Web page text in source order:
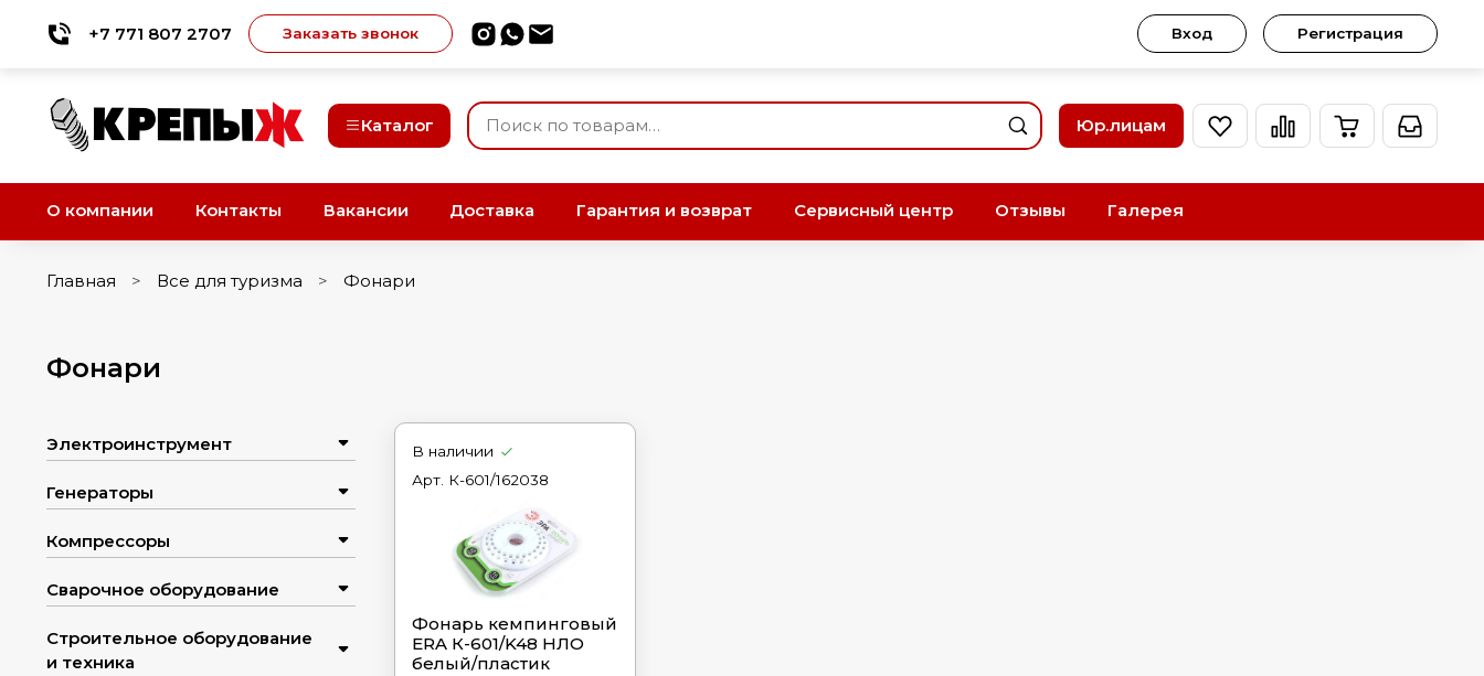
+7 771 807 2707 Заказать звонок Вход Регистрация
Каталог Юр.лицам
О компании Контакты Вакансии Доставка Гарантия и возврат Сервисный центр Отзывы Галерея
Главная Все для туризма Фонари
Фонари
В наличии
Арт. К-601/162038
Фонарь кемпинговый
ERA К-601/K48 НЛО
белый/пластик
Электроинструмент
Генераторы
Компрессоры
Сварочное оборудование
Строительное оборудование
и техника